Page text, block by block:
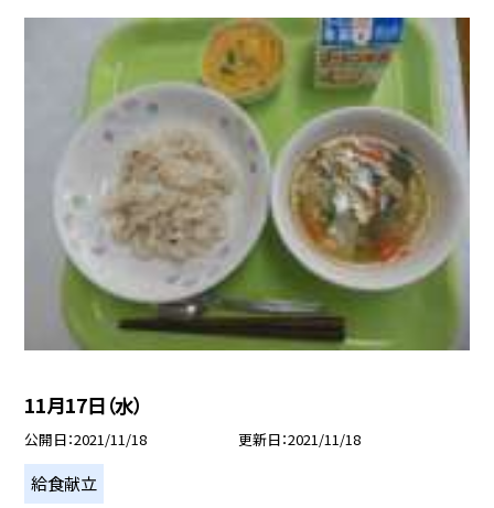
11月17日（水）
公開日 2021/11/18 更新日 2021/11/18
給食献立